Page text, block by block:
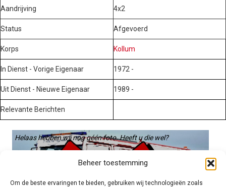
Beheer toestemming
Om de beste ervaringen te bieden, gebruiken wij technologieën zoals
Aandrijving 4x2
Status Afgevoerd
Korps Kollum
In Dienst - Vorige Eigenaar 1972 -
Uit Dienst - Nieuwe Eigenaar 1989 -
Relevante Berichten
Helaas hebben wij nog géén foto. Heeft u die wel?
Graag gebruiken we die. Stuur hem op naar:
voertuigen@hulpverleningsdiensten.nl